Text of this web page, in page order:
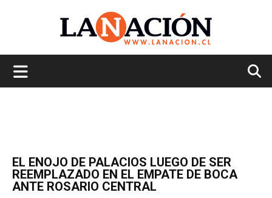
EL ENOJO DE PALACIOS LUEGO DE SER
REEMPLAZADO EN EL EMPATE DE BOCA
ANTE ROSARIO CENTRAL